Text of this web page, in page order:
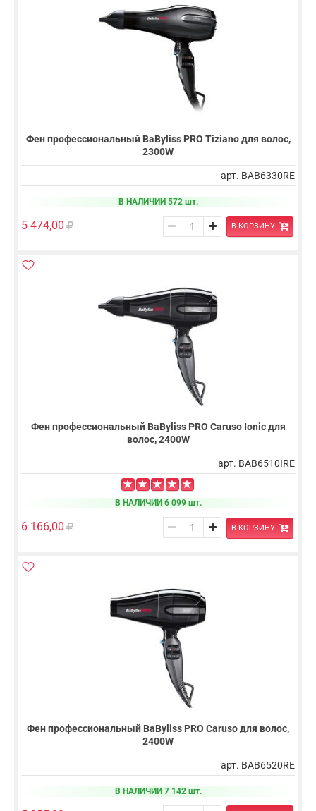
Фен профессиональный BaByliss PRO Tiziano для волос,
2300W
арт. BAB6330RE
В НАЛИЧИИ 572 шт.
5 474,00 В КОРЗИНУ
Фен профессиональный BaByliss PRO Caruso Ionic для
волос, 2400W
арт. BAB6510IRE
В НАЛИЧИИ 6 099 шт.
6 166,00 В КОРЗИНУ
Фен профессиональный BaByliss PRO Caruso для волос,
2400W
арт. BAB6520RE
В НАЛИЧИИ 7 142 шт.